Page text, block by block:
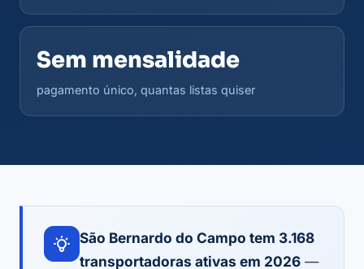
Sem mensalidade
pagamento único, quantas listas quiser
São Bernardo do Campo tem 3.168
transportadoras ativas em 2026 —